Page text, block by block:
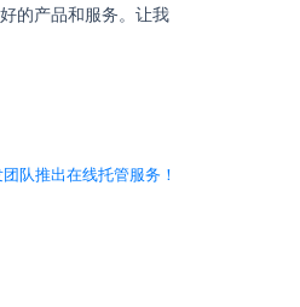
的产品和服务。让我
队推出在线托管服务！